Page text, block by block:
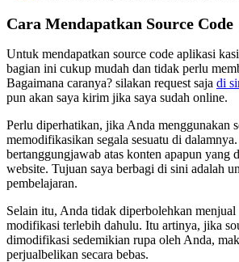
Cara Mendapatkan Source Code
Untuk mendapatkan source code aplikasi
bagian ini cukup mudah dan tidak perlu
Bagaimana caranya? silakan request saja di
pun akan saya kirim jika saya sudah online.
Perlu diperhatikan, jika Anda menggunakan
memodifikasikan segala sesuatu di
bertanggungjawab atas konten apapun yang
website. Tujuan saya berbagi di sini adalah
pembelajaran.
Selain itu, Anda tidak diperbolehkan menjual
modifikasi terlebih dahulu. Itu artinya, jika
dimodifikasi sedemikian rupa oleh Anda,
perjualbelikan secara bebas.